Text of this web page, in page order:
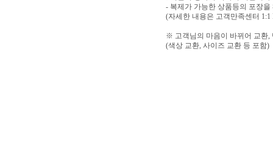
- 복제가 가능한 상품등의 포장을
(자세한 내용은 고객만족센터
※ 고객님의 마음이 바뀌어 교환,
(색상 교환, 사이즈 교환 등 포함)